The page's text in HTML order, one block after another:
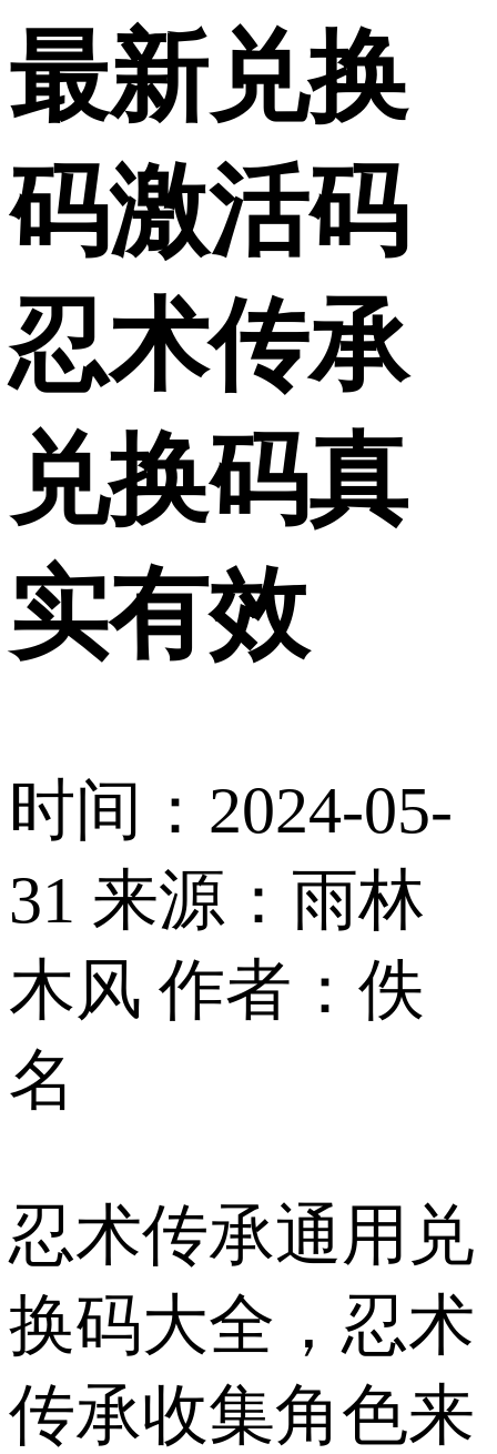
最新兑换
码激活码
忍术传承
兑换码真
实有效
时间：2024-05-
31 来源：雨林
木风 作者：佚
名
忍术传承通用兑
换码大全，忍术
传承收集角色来